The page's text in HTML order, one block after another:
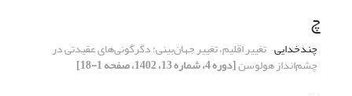
چ
چندخدایی تغییر اقلیم، تغییر جهان‌بینی: دگرگونی‌های عقیدتی در
چشم‌انداز هولوسن[دوره 4، شماره 13، 1402، صفحه 1-18]